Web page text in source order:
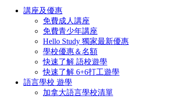
講座及優惠
免費成人講座
免費青少年講座
Hello Study 獨家最新優惠
學校優惠＆名額
快速了解 語校遊學
快速了解 6+6打工遊學
語言學校 遊學
加拿大語言學校清單